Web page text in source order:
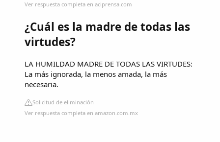
Ver respuesta completa en aciprensa.com
¿Cuál es la madre de todas las
virtudes?
LA HUMILDAD MADRE DE TODAS LAS VIRTUDES:
La más ignorada, la menos amada, la más
necesaria.
Solicitud de eliminación
Ver respuesta completa en amazon.com.mx